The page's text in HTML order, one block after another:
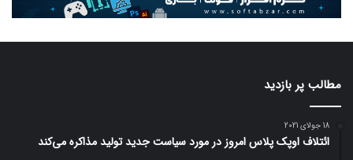
مطالب پر بازدید
18 جولای 2021
ائتلاف اوپک پلاس امروز در مورد سیاست جدید تولید مذاکره می‌کند